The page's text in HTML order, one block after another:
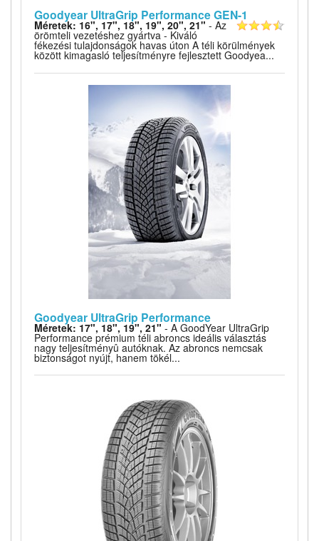
Goodyear UltraGrip Performance GEN-1
Méretek: 16", 17", 18", 19", 20", 21" - Az
örömteli vezetéshez gyártva - Kiváló
fékezési tulajdonságok havas úton A téli körülmények
között kimagasló teljesítményre fejlesztett Goodyea...
Goodyear UltraGrip Performance
Méretek: 17", 18", 19", 21" - A GoodYear UltraGrip
Performance prémium téli abroncs ideális választás
nagy teljesítményû autóknak. Az abroncs nemcsak
biztonságot nyújt, hanem tökél...